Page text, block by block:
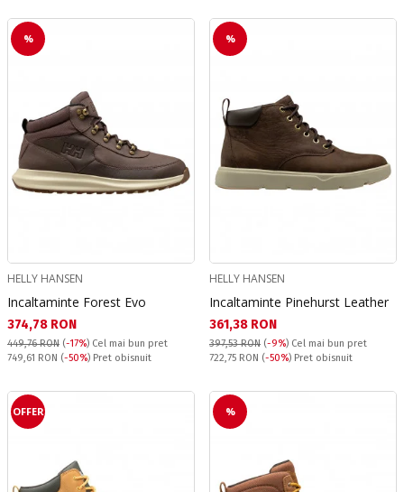
%
HELLY HANSEN
Incaltaminte Forest Evo
Текуща цена:
374,78 RON
449,76 RON (-17%) Cel mai bun pret
Pret obisnuit:
749,61 RON (-50%) Pret obisnuit
%
HELLY HANSEN
Incaltaminte Pinehurst Leather
Текуща цена:
361,38 RON
397,53 RON (-9%) Cel mai bun pret
Pret obisnuit:
722,75 RON (-50%) Pret obisnuit
OFFER %